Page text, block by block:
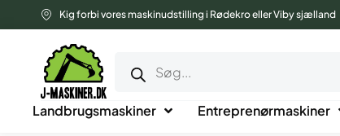
til
indholdet
Kig forbi vores maskinudstilling i Rødekro eller Viby sjælland
Landbrugsmaskiner Entreprenørmaskiner